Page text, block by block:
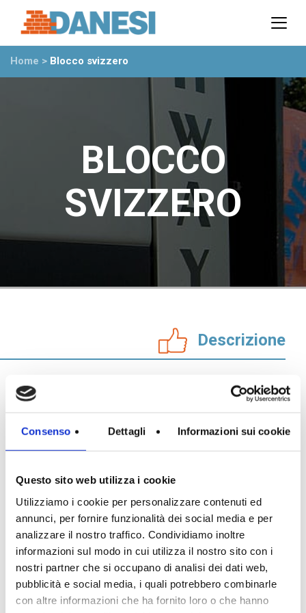
Consenso Dettagli Informazioni sui cookie
Questo sito web utilizza i cookie
Utilizziamo i cookie per personalizzare contenuti ed
annunci, per fornire funzionalità dei social media e per
analizzare il nostro traffico. Condividiamo inoltre
informazioni sul modo in cui utilizza il nostro sito con i
nostri partner che si occupano di analisi dei dati web,
pubblicità e social media, i quali potrebbero combinarle
con altre informazioni che ha fornito loro o che hanno
Partner
Stabilimenti
Rete commerciale
Ufficio Tecnico
News
Eventi
Rassegna stampa
Normablok Più High Performance
Muratura armata Danesi
Normablok Più S40 MA ricostruzione post sisma
Contatti
Area tecnica
QuantiMattoni
Home > Blocco svizzero
BLOCCO
SVIZZERO
Descrizione
Il blocco Svizzero di Danesi
Danesi risponde pienamente alle caratteristiche richieste
dalle murature portanti e murature di tamponamento..
Il blocco Svizzero della linea tradizionale offre tutte le
caratteristiche prestazionali del laterizio tradizionale in
relazione a isolamento termico, inerzia termica, potere
fonoassorbente, resistenza e compattezza.
Laterizi di qualità
I blocchi svizzeri di Fornaci Laterizi Danesi sono sinonimo
di qualità e di benessere abitativo: è un materiale che
nasce dalla migliore tradizione costruttiva, dall’accuratezza